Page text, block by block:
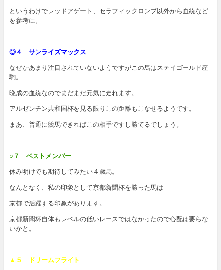
というわけでレッドアゲート、セラフィックロンプ以外から血統など
を参考に。
◎４ サンライズマックス
なぜかあまり注目されていないようですがこの馬はステイゴールド産
駒。
晩成の血統なのでまだまだ元気に走れます。
アルゼンチン共和国杯を見る限りこの距離もこなせるようです。
まあ、普通に競馬できればこの相手ですし勝てるでしょう。
○７ ベストメンバー
休み明けでも期待してみたい４歳馬。
なんとなく、私の印象として京都新聞杯を勝った馬は
京都で活躍する印象があります。
京都新聞杯自体もレベルの低いレースではなかったので心配は要らな
いかと。
▲５ ドリームフライト